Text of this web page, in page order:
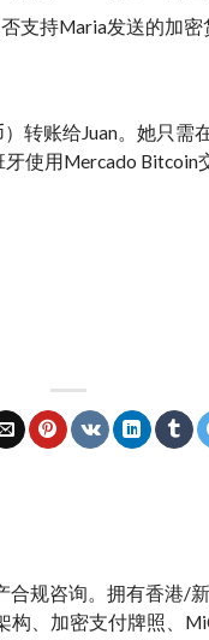
支持Maria发送的加
转账给Juan。她只需
使用Mercado
规咨询。拥有香港/
、加密支付牌照、